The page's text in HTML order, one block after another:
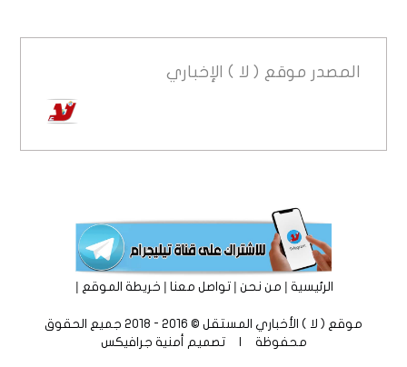
المصدر موقع ( لا ) الإخباري
الرئيسية|من نحن|تواصل معنا|خريطة الموقع |
موقع ( لا ) الأخباري المستقل © 2016 - 2018 جميع الحقوق
محفوظة | تصميم أمنية جرافيكس